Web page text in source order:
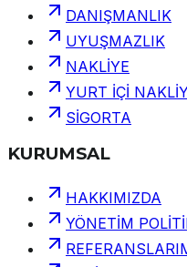
DANIŞMANLIK
UYUŞMAZLIK
NAKLİYE
YURT İÇİ
SİGORTA
KURUMSAL
HAKKIMIZDA
YÖNETİM